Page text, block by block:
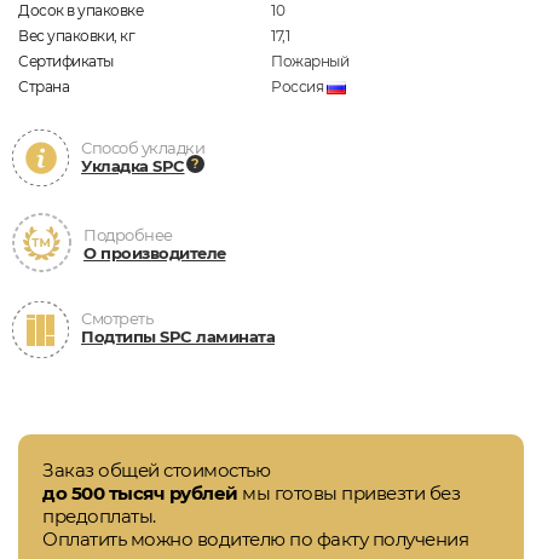
Досок в упаковке
10
Вес упаковки, кг
17,1
Сертификаты
Пожарный
Страна
Россия
Способ укладки
Укладка SPC
Подробнее
О производителе
Смотреть
Подтипы SPC ламината
Заказ общей стоимостью
до 500 тысяч рублей мы готовы привезти без
предоплаты.
Оплатить можно водителю по факту получения